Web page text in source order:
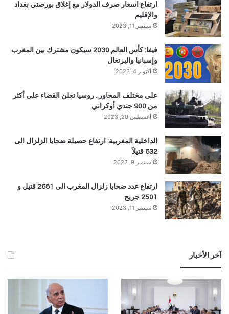
ارتفاع اسعار صرف الدولار مع إغلاق بورصتي بغداد
والإقليم
سبتمبر 11, 2023
فيفا: كأس العالم 2030 سيكون مشترك بين المغرب
وإسبانيا والبرتغال
أكتوبر 4, 2023
على مختلف المحاور.. روسيا تعلن القضاء على أكثر
من 900 جندي أوكراني
أغسطس 20, 2023
الداخلية المغربية: ارتفاع حصيلة ضحايا الزلزال الى
632 قتيلاً
سبتمبر 9, 2023
ارتفاع عدد ضحايا زلزال المغرب الى 2681 قتيل و
2501 جريح
سبتمبر 11, 2023
آخر الأخبار